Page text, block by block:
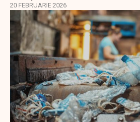
20 FEBRUARIE 2026